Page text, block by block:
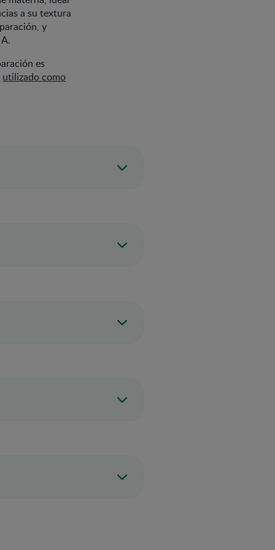
a su textura
y
es
utilizado como